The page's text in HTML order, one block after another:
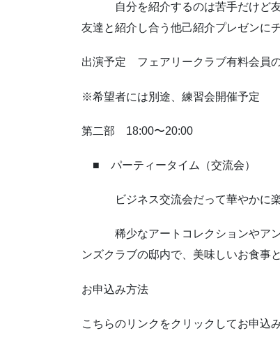
自分を紹介するのは苦手だけど友
友達と紹介し合う他己紹介プレゼンに
出演予定 フェアリークラブ有料会員
※希望者には別途、練習会開催予定
第二部 18:00〜20:00
■ パーティータイム（交流会）
ビジネス交流会だって華やかに楽
稀少なアートコレクションやアン
ンズクラブの邸内で、美味しいお食事
お申込み方法
こちらのリンクをクリックしてお申込